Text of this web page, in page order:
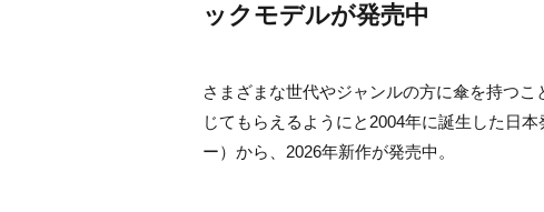
ックモデルが発売中
さまざまな世代やジャンルの方に傘を持つ
じてもらえるようにと2004年に誕生した日
ー）から、2026年新作が発売中。